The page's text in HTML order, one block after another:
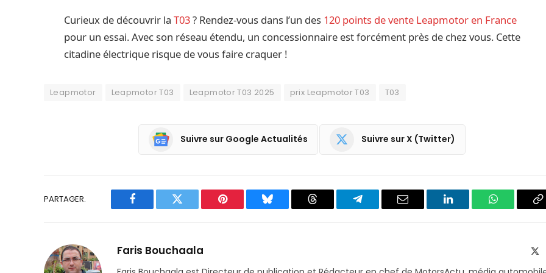
Curieux de découvrir laT03? Rendez-vous dans l’un des 120 points de vente Leapmotor en France
pour un essai. Avec son réseau étendu, un concessionnaire est forcément près de chez vous. Cette
citadine électrique risque de vous faire craquer !
Leapmotor Leapmotor T03 Leapmotor T03 2025 prix Leapmotor T03 T03
Suivre sur Google Actualités Suivre sur X (Twitter)
PARTAGER.
Facebook Twitter Pinterest Bluesky Threads
Partager
Email LinkedIn WhatsApp
Faris Bouchaala